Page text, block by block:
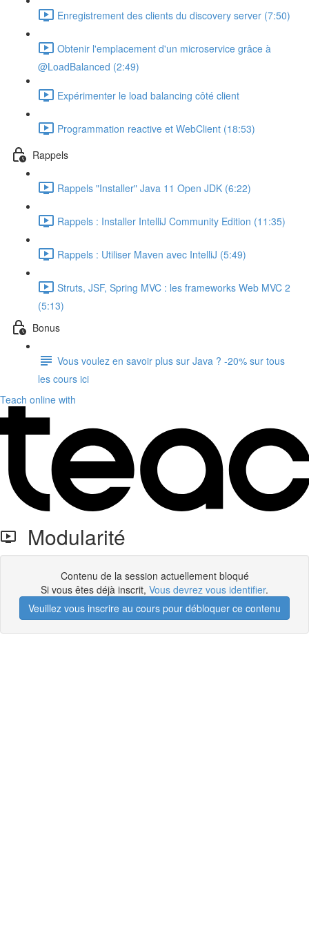
Enregistrement des clients du discovery server (7:50)
Obtenir l'emplacement d'un microservice grâce à
@LoadBalanced (2:49)
Expérimenter le load balancing côté client
Programmation reactive et WebClient (18:53)
Rappels
Rappels "Installer" Java 11 Open JDK (6:22)
Rappels : Installer IntelliJ Community Edition (11:35)
Rappels : Utiliser Maven avec IntelliJ (5:49)
Struts, JSF, Spring MVC : les frameworks Web MVC 2
(5:13)
Bonus
Vous voulez en savoir plus sur Java ? -20% sur tous
les cours ici
Teach online with
Modularité
Contenu de la session actuellement bloqué
Si vous êtes déjà inscrit, Vous devrez vous identifier.
Veuillez vous inscrire au cours pour débloquer ce contenu